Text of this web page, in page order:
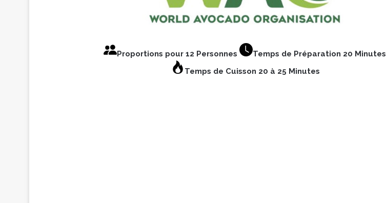
Proportions pour 12 Personnes
Temps de Préparation 20 Minutes
Temps de Cuisson 20 à 25 Minutes